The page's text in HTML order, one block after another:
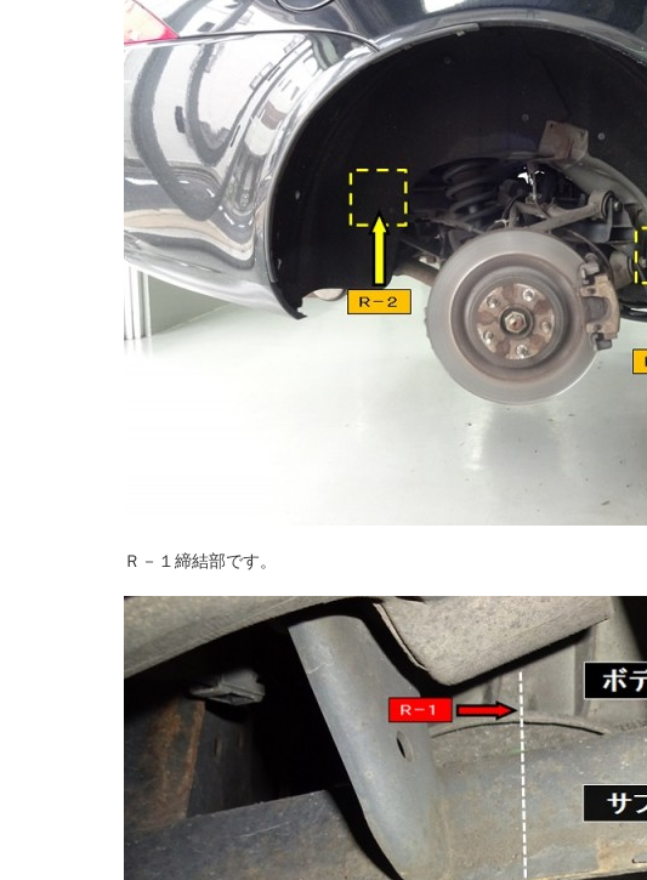
Ｒ－１締結部です。